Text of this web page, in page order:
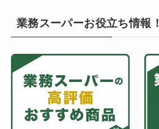
業務スーパーお役立ち情報！